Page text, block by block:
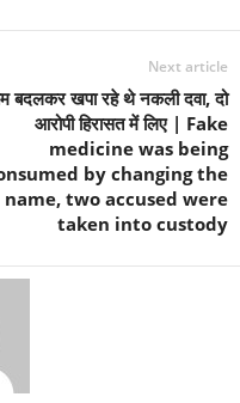
Next article
बदलकर खपा रहे थे नकली दवा, दो
आरोपी हिरासत में लिए | Fake
medicine was being
by changing the
name, two accused were
taken into custody